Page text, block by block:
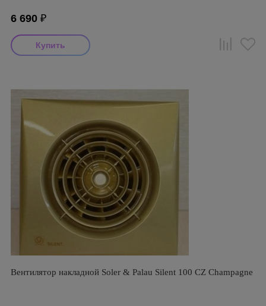
6 690 ₽
Вентилятор накладной Soler & Palau Silent 100 CZ Champagne